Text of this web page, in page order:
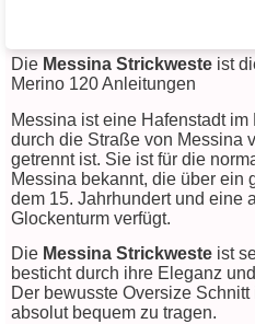
mit Elisa
Die Messina Strickweste ist
Merino 120 Anleitungen
Messina ist eine Hafenstadt
durch die Straße von Messina
getrennt ist. Sie ist für die
Messina bekannt, die über ein
dem 15. Jahrhundert und eine
Glockenturm verfügt.
Die Messina Strickweste ist
besticht durch ihre Eleganz
Der bewusste Oversize
absolut bequem zu tragen.